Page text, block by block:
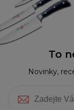
To
Novinky,